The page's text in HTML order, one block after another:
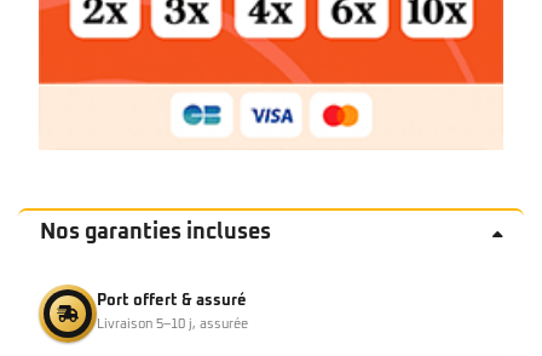
Nos garanties incluses
Port offert & assuré
Livraison 5–10 j, assurée